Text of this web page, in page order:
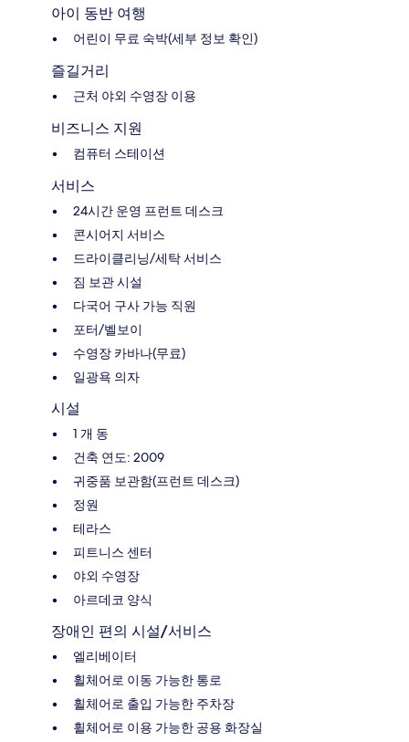
아이 동반 여행
어린이 무료 숙박(세부 정보 확인)
즐길거리
근처 야외 수영장 이용
비즈니스 지원
컴퓨터 스테이션
서비스
24시간 운영 프런트 데스크
콘시어지 서비스
드라이클리닝/세탁 서비스
짐 보관 시설
다국어 구사 가능 직원
포터/벨보이
수영장 카바나(무료)
일광욕 의자
시설
1 개 동
건축 연도: 2009
귀중품 보관함(프런트 데스크)
정원
테라스
피트니스 센터
야외 수영장
아르데코 양식
장애인 편의 시설/서비스
엘리베이터
휠체어로 이동 가능한 통로
휠체어로 출입 가능한 주차장
휠체어로 이용 가능한 공용 화장실